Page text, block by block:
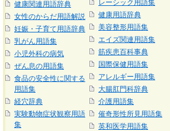
健康関連用語辞典
女性のからだ用語解説
妊娠・子育て用語辞典
乳がん用語集
小児外科の病気
ぜん息の用語集
食品の安全性に関する
用語集
経穴辞典
実験動物症状観察用語
集
レーシック用語集
健康用語辞典
美容整形用語集
エイズ関連用語集
筋疾患百科事典
国際保健用語集
アレルギー用語集
大腸肛門科辞典
介護用語集
催奇形性所見用語集
英和医学用語集